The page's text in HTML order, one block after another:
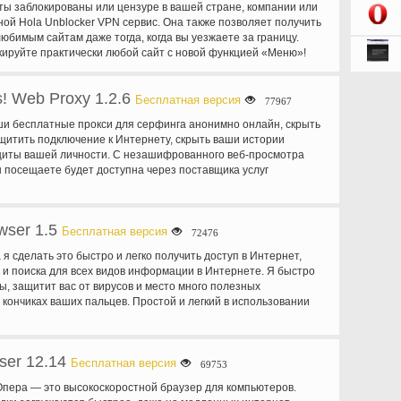
играть и делиться ваши медиа-файлы непосредственно из
инструменты Torch браузера все, что вам нужно
поэтому вы не должны использовать или искать
и инструментов.
веб-сайт, это будет первый открыл один из наших серверов,
Этот прокси скрывает ваш истинный identiy Интернет и
как если бы не вы, но прокси в настоящее время на
заблокированы или цензуре в вашей стране, компании или
Hola Unblocker VPN сервис. Она также позволяет получить
сайтам даже тогда, когда вы уезжаете за границу.
практически любой сайт с новой функцией «Меню»!
поставщиком VPN Unblocker технология, которая
Web Proxy 1.2.6 Бесплатная версия 77967
бесплатные прокси для серфинга анонимно онлайн, скрыть
подключение к Интернету, скрыть ваши истории
вашей личности. С незашифрованного веб-просмотра
посещаете будет доступна через поставщика услуг
Используйте наш бесплатный веб-прокси практически
), и поэтому ваши конфиденциальные данные
сайта/пасс) риску хищения по небезопасной сети.
прокси для добавления SSL для всех веб-сайтов, которые
IP-адрес является отпечатка «онлайн». Используйте наш
бесплатные прокси для серфинга веб-сайты анонимно в
Скрыть ваш IP-адрес ('онлайн отпечатков
вашего Интернет-трафика через наших анонимных
1.5 Бесплатная версия 72476
сделать это быстро и легко получить доступ в Интернет,
и поиска для всех видов информации в Интернете. Я быстро
защитит вас от вирусов и место много полезных
ваших пальцев. Простой и легкий в использовании
любимые сайты будет только щелчок прочь и красочные
уведомления. Новые функции! Теперь вы можете изменить
12.14 Бесплатная версия 69753
— это высокоскоростной браузер для компьютеров.